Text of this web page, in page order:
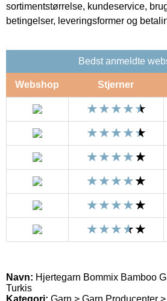
sortimentstørrelse, kundeservice,
betingelser, leveringsformer og
Bedst anmeldte
Webshop Stjerner
Navn: Hjertegarn Bommix Bamboo
Turkis
Kategori: Garn > Garn Producenter